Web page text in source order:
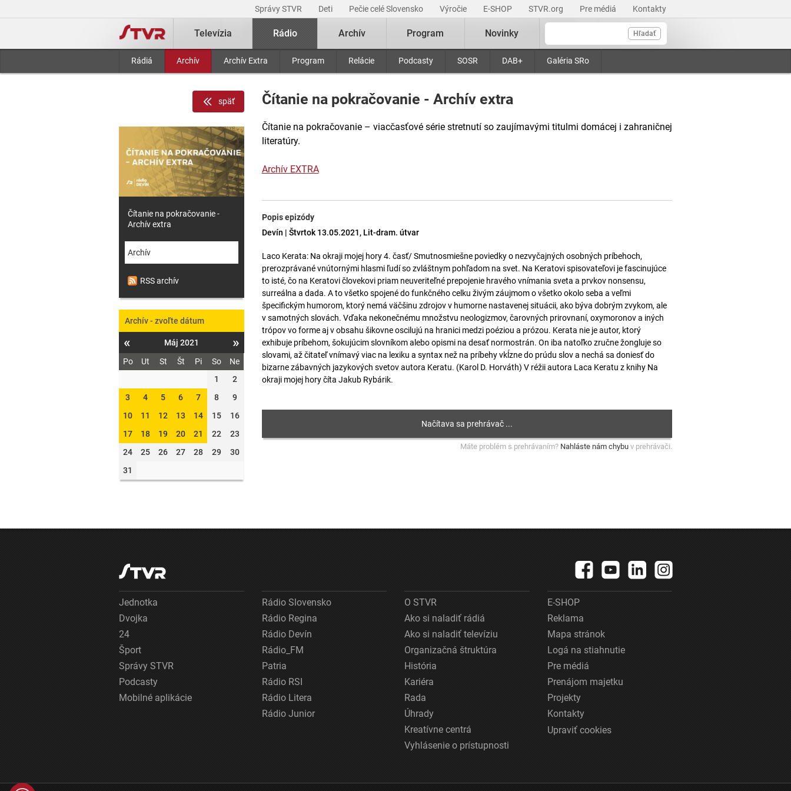
Správy STVR Deti Pečie celé Slovensko Výročie E-SHOP STVR.org Pre médiá Kontakty
Hľadať
Televízia Rádio
Rádiá Archív Archív Extra Program Relácie Podcasty SOSR DAB+ Galéria SRo
Archív Program Novinky
Čítanie na pokračovanie - Archív extra
Čítanie na pokračovanie – viacčasťové série stretnutí so zaujímavými titulmi domácej i zahraničnej
literatúry.
Archív EXTRA
Popis epizódy
Devín | Štvrtok 13.05.2021, Lit-dram. útvar
Laco Kerata: Na okraji mojej hory 4. časť/ Smutnosmiešne poviedky o nezvyčajných osobných príbehoch,
prerozprávané vnútornými hlasmi ľudí so zvláštnym pohľadom na svet. Na Keratovi spisovateľovi je fascinujúce
to isté, čo na Keratovi človekovi priam neuveriteľné prepojenie hravého vnímania sveta a prvkov nonsensu,
surreálna a dada. A to všetko spojené do funkčného celku živým záujmom o všetko okolo seba a veľmi
špecifickým humorom, ktorý nemá väčšinu zdrojov v humorne nastavenej situácii, ako býva dobrým zvykom, ale
v samotných slovách. Vďaka nekonečnému množstvu neologizmov, čarovných prirovnaní, oxymoronov a iných
trópov vo forme aj v obsahu šikovne oscilujú na hranici medzi poéziou a prózou. Kerata nie je autor, ktorý
exhibuje príbehom, šokujúcim slovníkom alebo opismi na desať normostrán. On iba natoľko zručne žongluje so
slovami, až čitateľ vnímavý viac na lexiku a syntax než na príbehy vkĺzne do prúdu slov a nechá sa doniesť do
bizarne zábavných jazykových svetov autora Keratu. (Karol D. Horváth) V réžii autora Laca Keratu z knihy Na
okraji mojej hory číta Jakub Rybárik.
Máte problém s prehrávaním? Nahláste nám chybu v prehrávači.
späť
Čítanie na pokračovanie -
Archív extra
Archív
RSS archív
Archív - zvoľte dátum
« Máj 2021 »
Po Ut St Št Pi So
Ne
1
2
3
4 5 6 7 8
9
10
11 12 13 14 15
16
17
18 19 20 21 22
23
24
25 26 27 28 29
30
31
Jednotka
Dvojka
24
Šport
Správy STVR
Podcasty
Mobilné aplikácie
Rádio Slovensko
Rádio Regina
Rádio Devín
Rádio_FM
Patria
Rádio RSI
Rádio Litera
Rádio Junior
O STVR
Ako si naladiť rádiá
Ako si naladiť televíziu
Organizačná štruktúra
História
Kariéra
Rada
Úhrady
Kreatívne centrá
Vyhlásenie o prístupnosti
E-SHOP
Reklama
Mapa stránok
Logá na stiahnutie
Pre médiá
Prenájom majetku
Projekty
Kontakty
Upraviť cookies